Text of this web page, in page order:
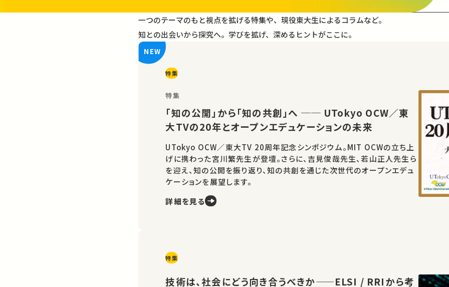
一つのテーマのもと視点を拡げる特集や、現役東大生によるコラムなど。
知との出会いから探究へ。学びを拡げ、深めるヒントがここに。
特集
特集
「知の公開」から「知の共創」へ ── UTokyo OCW／東
大TVの20年とオープンエデュケーションの未来
UTokyo OCW／東大TV 20周年記念シンポジウム。MIT OCWの立ち上
げに携わった宮川繁先生が登壇。さらに、吉見俊哉先生、若山正人先生ら
を迎え、知の公開を振り返り、知の共創を通じた次世代のオープンエデュ
ケーションを展望します。
詳細を見る
特集
技術は、社会にどう向き合うべきか——ELSI / RRIから考